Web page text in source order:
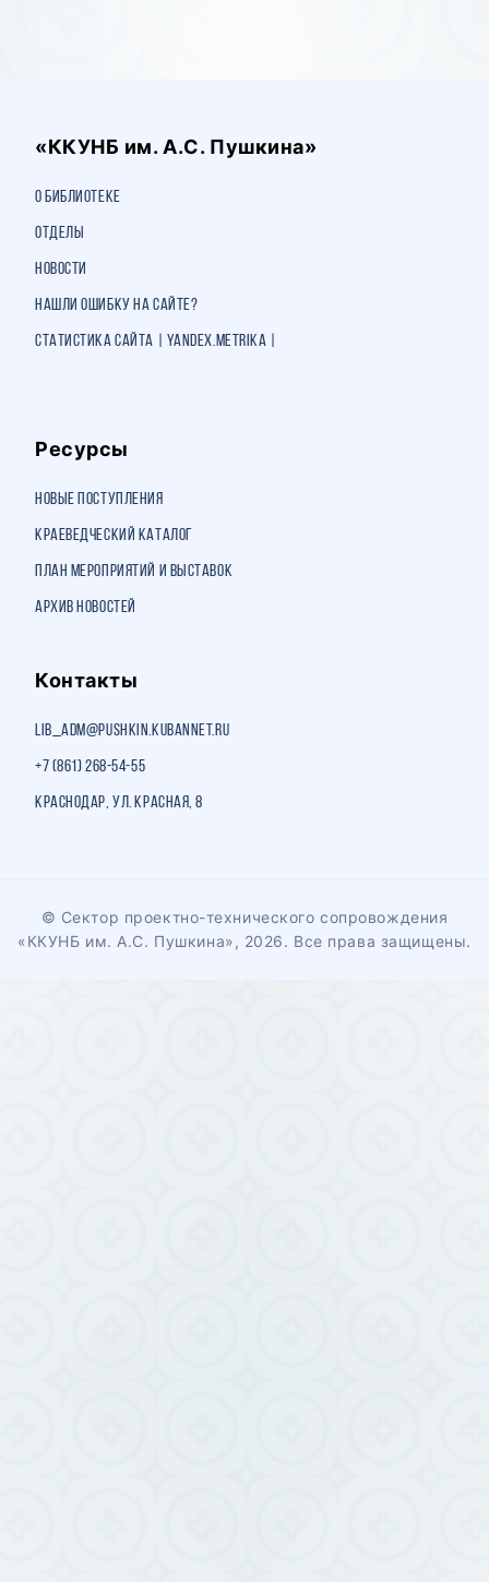
«ККУНБ им. А.С. Пушкина»
О библиотеке
Отделы
Новости
Нашли ошибку на сайте?
Статистика сайта | Yandex.Metrika |
Ресурсы
Новые поступления
Краеведческий каталог
План мероприятий и выставок
Архив новостей
Контакты
lib_adm@pushkin.kubannet.ru
+7 (861) 268-54-55
Краснодар, ул. Красная, 8
© Сектор проектно-технического сопровождения
«ККУНБ им. А.С. Пушкина», 2026. Все права защищены.